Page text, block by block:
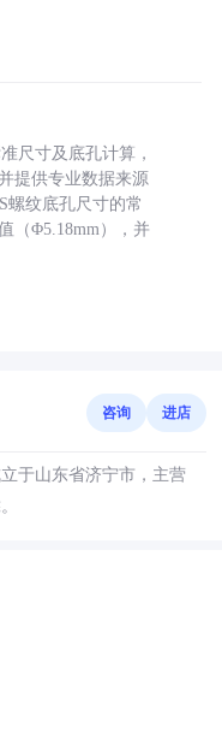
尺寸及底孔计算，
提供专业数据来源
螺纹底孔尺寸的常
（Φ5.18mm），并
咨询 进店
于山东省济宁市，主营